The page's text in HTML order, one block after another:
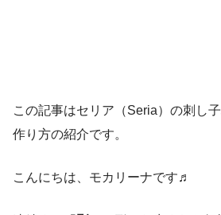
この記事はセリア（Seria）の刺し
作り方の紹介です。
こんにちは、モカリーナです♬